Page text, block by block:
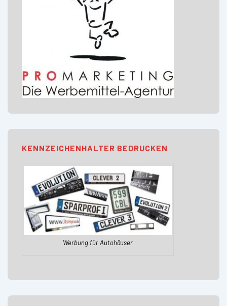
KENNZEICHENHALTER BEDRUCKEN
Werbung für Autohäuser